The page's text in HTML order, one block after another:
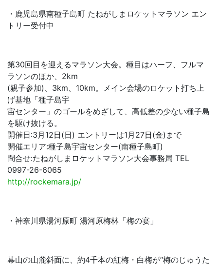
・鹿児島県南種子島町 たねがしまロケットマラソン エン
トリー受付中
第30回目を迎えるマラソン大会。種目はハーフ、フルマ
ラソンのほか、2km
(親子参加)、3km、10km。メイン会場のロケット打ち上
げ基地「種子島宇
宙センター」のゴールをめざして、高低差の少ない種子島
を駆け抜ける。
開催日:3月12日(日) エントリーは1月27日(金)まで
開催エリア:種子島宇宙センター(南種子島町)
問合せ:たねがしまロケットマラソン大会事務局 TEL
0997-26-6065
http://rockemara.jp/
・神奈川県湯河原町 湯河原梅林「梅の宴」
幕山の山麓斜面に、約4千本の紅梅・白梅が“梅のじゅうた